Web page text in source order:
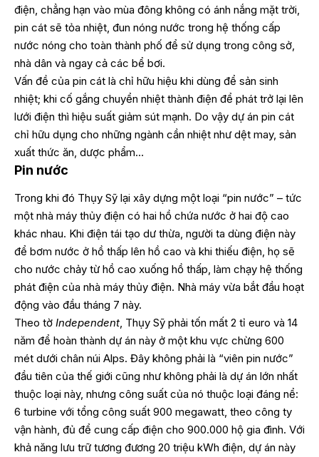
điện, chẳng hạn vào mùa đông không có ánh nắng mặt trời,
pin cát sẽ tỏa nhiệt, đun nóng nước trong hệ thống cấp
nước nóng cho toàn thành phố để sử dụng trong công sở,
nhà dân và ngay cả các bể bơi.
Vấn đề của pin cát là chỉ hữu hiệu khi dùng để sản sinh
nhiệt; khi cố gắng chuyển nhiệt thành điện để phát trở lại lên
lưới điện thì hiệu suất giảm sút mạnh. Do vậy dự án pin cát
chỉ hữu dụng cho những ngành cần nhiệt như dệt may, sản
xuất thức ăn, dược phẩm…
Pin nước
Trong khi đó Thụy Sỹ lại xây dựng một loại “pin nước” – tức
một nhà máy thủy điện có hai hồ chứa nước ở hai độ cao
khác nhau. Khi điện tái tạo dư thừa, người ta dùng điện này
để bơm nước ở hồ thấp lên hồ cao và khi thiếu điện, họ sẽ
cho nước chảy từ hồ cao xuống hồ thấp, làm chạy hệ thống
phát điện của nhà máy thủy điện. Nhà máy vừa bắt đầu hoạt
động vào đầu tháng 7 này.
Theo tờ Independent, Thụy Sỹ phải tốn mất 2 tỉ euro và 14
năm để hoàn thành dự án này ở một khu vực chừng 600
mét dưới chân núi Alps. Đây không phải là “viên pin nước”
đầu tiên của thế giới cũng như không phải là dự án lớn nhất
thuộc loại này, nhưng công suất của nó thuộc loại đáng nể:
6 turbine với tổng công suất 900 megawatt, theo công ty
vận hành, đủ để cung cấp điện cho 900.000 hộ gia đình. Với
khả năng lưu trữ tương đương 20 triệu kWh điện, dự án này